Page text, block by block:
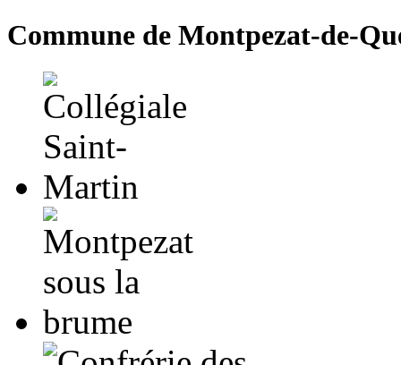
Commune de Montpezat-de-